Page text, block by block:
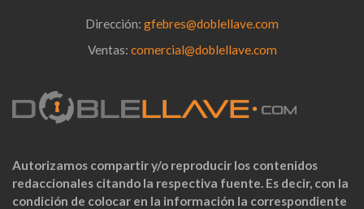
Dirección: gfebres@doblellave.com
Ventas: comercial@doblellave.com
Autorizamos compartir y/o reproducir los contenidos
redaccionales citando la respectiva fuente. Es decir, con la
condición de colocar en la información la correspondiente